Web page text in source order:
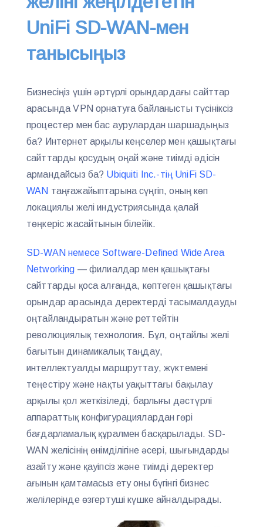
UniFi SD-WAN-мен
танысыңыз
Бизнесіңіз үшін әртүрлі орындардағы сайттар
арасында VPN орнатуға байланысты түсініксіз
процестер мен бас аурулардан шаршадыңыз
ба? Интернет арқылы кеңселер мен қашықтағы
сайттарды қосудың оңай және тиімді әдісін
армандайсыз ба? Ubiquiti Inc.-тің UniFi SD-
WAN таңғажайыптарына сүңгіп, оның көп
локациялы желі индустриясында қалай
төңкеріс жасайтынын білейік.
SD-WAN немесе Software-Defined Wide Area
Networking — филиалдар мен қашықтағы
сайттарды қоса алғанда, көптеген қашықтағы
орындар арасында деректерді тасымалдауды
оңтайландыратын және реттейтін
революциялық технология. Бұл, оңтайлы желі
бағытын динамикалық таңдау,
интеллектуалды маршруттау, жүктемені
теңестіру және нақты уақыттағы бақылау
арқылы қол жеткізіледі, барлығы дәстүрлі
аппараттық конфигурациялардан гөрі
бағдарламалық құралмен басқарылады. SD-
WAN желісінің өнімділігіне әсері, шығындарды
азайту және қауіпсіз және тиімді деректер
ағынын қамтамасыз ету оны бүгінгі бизнес
желілерінде өзгертуші күшке айналдырады.